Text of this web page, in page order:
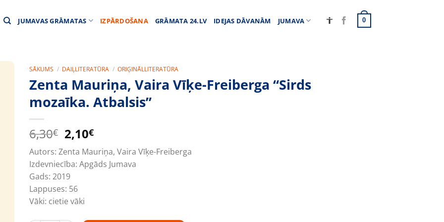
JUMAVAS GRĀMATAS IZPĀRDOŠANA GRĀMATA 24.LV IDEJAS DĀVANĀM JUMAVA 0
SĀKUMS / DAIĻLITERATŪRA / ORIĢINĀLLITERATŪRA
Zenta Mauriņa, Vaira Vīķe-Freiberga “Sirds
mozaīka. Atbalsis”
6,30€ Original
price
was:
6,30€.
2,10€Current
price
is:
2,10€.
Autors: Zenta Mauriņa, Vaira Vīķe-Freiberga
Izdevniecība: Apgāds Jumava
Gads: 2019
Lappuses: 56
Vāki: cietie vāki